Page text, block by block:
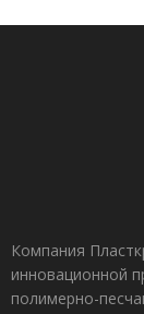
Компания
инновационной
полимерно-